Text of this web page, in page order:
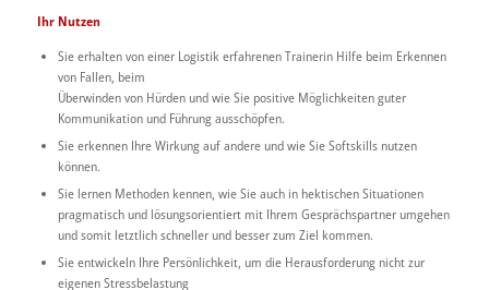
Ihr Nutzen
Sie erhalten von einer Logistik erfahrenen Trainerin Hilfe beim Erkennen
von Fallen, beim
Überwinden von Hürden und wie Sie positive Möglichkeiten guter
Kommunikation und Führungausschöpfen.
Sie erkennen Ihre Wirkung auf andere und wieSie Softskills nutzen
können.
Sie lernen Methoden kennen, wie Sie auch in hektischen Situationen
pragmatisch und lösungsorientiert mit Ihrem Gesprächspartner umgehen
und somit letztlich schneller und besser zum Ziel kommen.
Sie entwickeln Ihre Persönlichkeit, um die Herausforderung nicht zur
eigenen Stressbelastung